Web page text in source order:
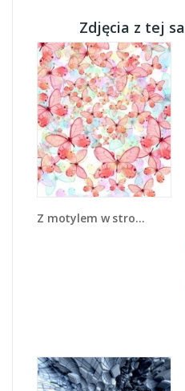
Zdjęcia z tej
Z motylem w stronę światła - GR402